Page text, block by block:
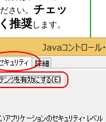
さい。 チェッ
推奨します。